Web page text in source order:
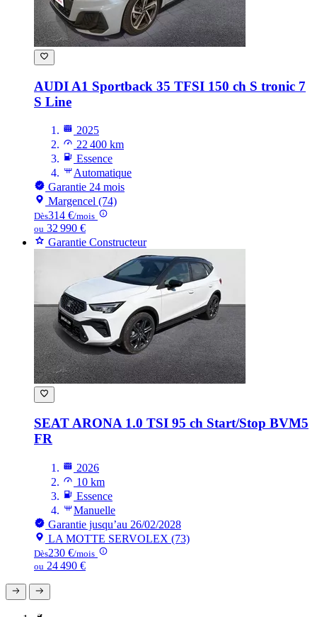
AUDI A1 Sportback 35 TFSI 150 ch S tronic 7
S Line
2025
22 400 km
Essence
Automatique
Garantie 24 mois
Margencel (74)
Dès314 €/mois
ou 32 990 €
Garantie Constructeur
SEAT ARONA 1.0 TSI 95 ch Start/Stop BVM5
FR
2026
10 km
Essence
Manuelle
Garantie jusqu’au 26/02/2028
LA MOTTE SERVOLEX (73)
Dès230 €/mois
ou 24 490 €